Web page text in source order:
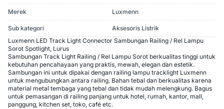
Merek Luxmenn
Sub kategori
Aksesoris Listrik
Luxmenn LED Track Light Connector Sambungan Railing / Rel Lampu
Sorot Spotlight, Lurus
Sambungan Track Light Railing / Rel Lampu Sorot berkualitas tinggi untuk
kebutuhan pencahayaan yang praktis, mewah, elegan dan estetik.
Sambungan ini untuk dipakai dengan railing lampu tracklight Luxmenn
untuk mengubungkan antara railing. Bahan tebal dan berkualitas karena
material metal tembaga yang tebal dan tidak mudah melengkung. Bagus
untuk pemasangan di railing panjang untuk hotel, rumah, kantor, mall,
panggung, kitchen set, toko, café etc.